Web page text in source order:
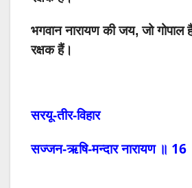
भगवान नारायण की जय, जो
रक्षक हैं।
सरयू-तीर-विहार
सज्जन‌-ऋषि-मन्दार नारायण ॥ 16